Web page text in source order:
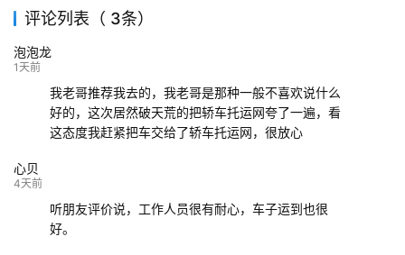
139****9233
评论列表（ 3条）
泡泡龙
1天前
我老哥推荐我去的，我老哥是那种一般不喜欢说什么
好的，这次居然破天荒的把轿车托运网夸了一遍，看
这态度我赶紧把车交给了轿车托运网，很放心
心贝
4天前
听朋友评价说，工作人员很有耐心，车子运到也很
好。